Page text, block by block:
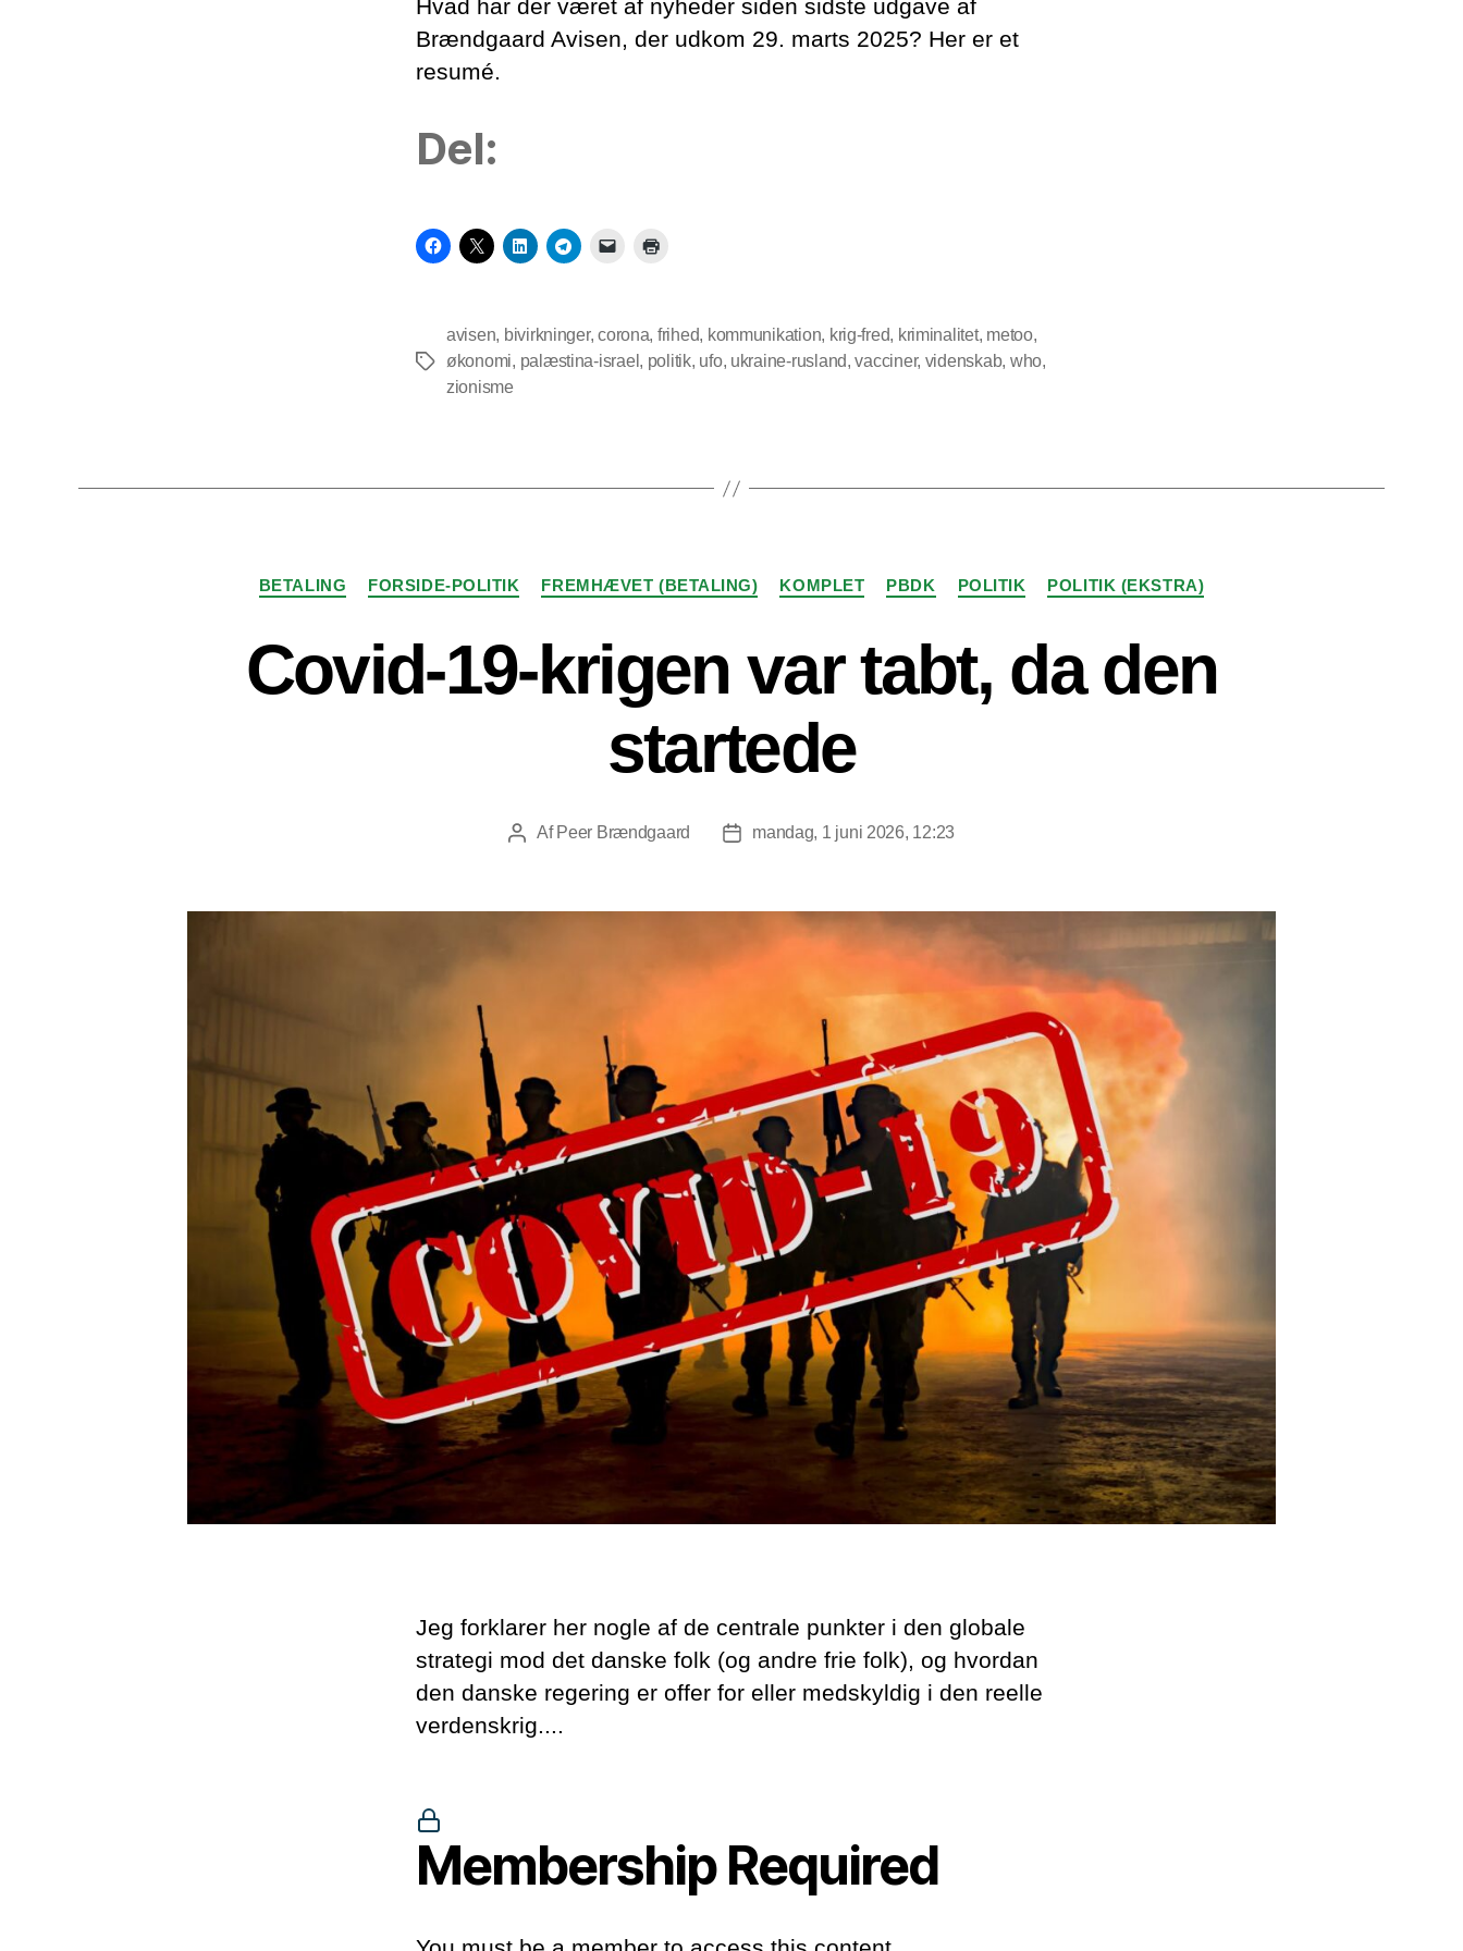
Hvad har der været af nyheder siden sidste udgave af
Brændgaard Avisen, der udkom 29. marts 2025? Her er et
resumé.
Del:
Tags
avisen, bivirkninger,corona, frihed, kommunikation, krig-fred, kriminalitet, metoo,
økonomi, palæstina-israel , politik, ufo, ukraine-rusland,vacciner, videnskab, who,
zionisme
Kategorier
BETALING FORSIDE-POLITIK FREMHÆVET (BETALING) KOMPLET PBDK POLITIK POLITIK (EKSTRA)
Covid-19-krigen var tabt, da den
startede
Indlægsforfatter
Af Peer Brændgaard Indlægsdato
mandag, 1 juni 2026, 12:23
Jeg forklarer her nogle af de centrale punkter i den globale
strategi mod det danske folk (og andre frie folk), og hvordan
den danske regering er offer for eller medskyldig i den reelle
verdenskrig....
Membership Required